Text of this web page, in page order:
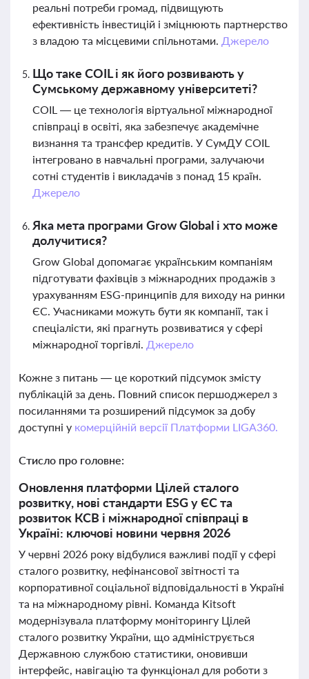
реальні потреби громад, підвищують
ефективність інвестицій і зміцнюють партнерство
з владою та місцевими спільнотами. Джерело
Що таке COIL і як його розвивають у
Сумському державному університеті?
COIL — це технологія віртуальної міжнародної
співпраці в освіті, яка забезпечує академічне
визнання та трансфер кредитів. У СумДУ COIL
інтегровано в навчальні програми, залучаючи
сотні студентів і викладачів з понад 15 країн.
Джерело
Яка мета програми Grow Global і хто може
долучитися?
Grow Global допомагає українським компаніям
підготувати фахівців з міжнародних продажів з
урахуванням ESG-принципів для виходу на ринки
ЄС. Учасниками можуть бути як компанії, так і
спеціалісти, які прагнуть розвиватися у сфері
міжнародної торгівлі. Джерело
Кожне з питань — це короткий підсумок змісту
публікацій за день. Повний список першоджерел з
посиланнями та розширений підсумок за добу
доступні у комерційній версії Платформи LIGA360.
Стисло про головне:
Оновлення платформи Цілей сталого
розвитку, нові стандарти ESG у ЄС та
розвиток КСВ і міжнародної співпраці в
Україні: ключові новини червня 2026
У червні 2026 року відбулися важливі події у сфері
сталого розвитку, нефінансової звітності та
корпоративної соціальної відповідальності в Україні
та на міжнародному рівні. Команда Kitsoft
модернізувала платформу моніторингу Цілей
сталого розвитку України, що адмініструється
Державною службою статистики, оновивши
інтерфейс, навігацію та функціонал для роботи з